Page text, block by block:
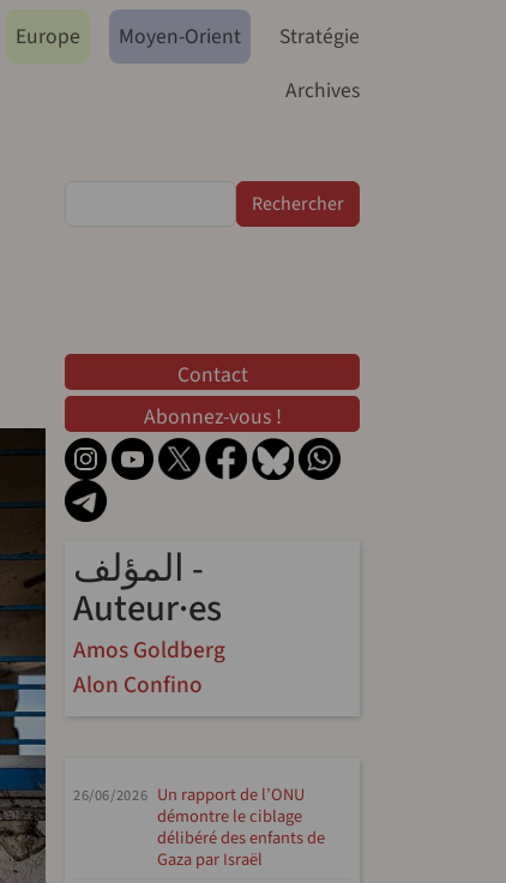
Europe Moyen-Orient
Stratégie
Archives
Contact
Abonnez-vous !
المؤلف -
Auteur·es
Amos Goldberg
Alon Confino
26/06/2026 Un rapport de l’ONU
démontre le ciblage
délibéré des enfants de
Gaza par Israël